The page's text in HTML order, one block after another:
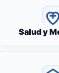
Salud y